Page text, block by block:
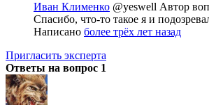
Иван Клименко @yeswell Автор
Спасибо, что-то такое я и
Написано более трёх лет назад
Пригласить эксперта
Ответы на вопрос 1